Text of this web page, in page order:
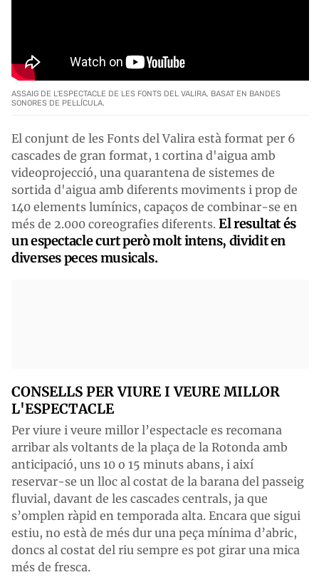
ASSAIG DE L'ESPECTACLE DE LES FONTS DEL VALIRA, BASAT EN BANDES
SONORES DE PEL·LÍCULA.
El conjunt de les Fonts del Valira està format per 6
cascades de gran format, 1 cortina d'aigua amb
videoprojecció, una quarantena de sistemes de
sortida d'aigua amb diferents moviments i prop de
140 elements lumínics, capaços de combinar-se en
més de 2.000 coreografies diferents. El resultat és
un espectacle curt però molt intens, dividit en
diverses peces musicals.
CONSELLS PER VIURE I VEURE MILLOR
L'ESPECTACLE
Per viure i veure millor l’espectacle es recomana
arribar als voltants de la plaça de la Rotonda amb
anticipació, uns 10 o 15 minuts abans, i així
reservar-se un lloc al costat de la barana del passeig
fluvial, davant de les cascades centrals, ja que
s’omplen ràpid en temporada alta. Encara que sigui
estiu, no està de més dur una peça mínima d’abric,
doncs al costat del riu sempre es pot girar una mica
més de fresca.